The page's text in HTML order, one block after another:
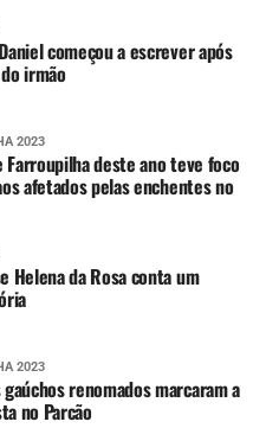
começou a escrever após
irmão
2023
Farroupilha deste ano teve foco
afetados pelas enchentes no
Helena da Rosa conta um
2023
renomados marcaram a
no Parcão